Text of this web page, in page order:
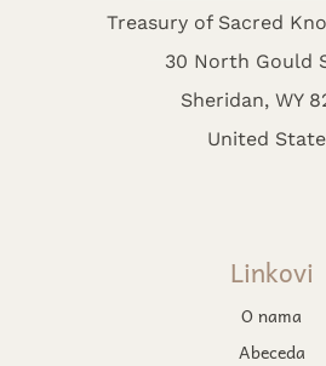
Treasury of Sacred
30 North Gould
Sheridan, WY
United
Linkovi
O nama
Abeceda